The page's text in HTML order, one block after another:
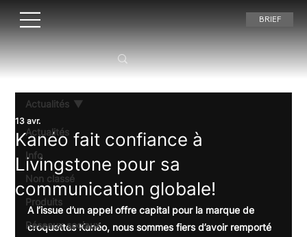
BRIEF
Actualités
Info
Non classé
Produits
Réseaux sociaux
Actualités
Kanéo fait confiance à
Livingstone pour sa
communication globale!
13 avr.
A l’issue d’un appel offre capital pour la marque de
croquettes Kanéo, nous sommes fiers d’avoir remporté